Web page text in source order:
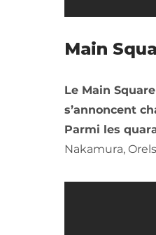
Main
Le Main
s’annoncent
Parmi les
Nakamura,